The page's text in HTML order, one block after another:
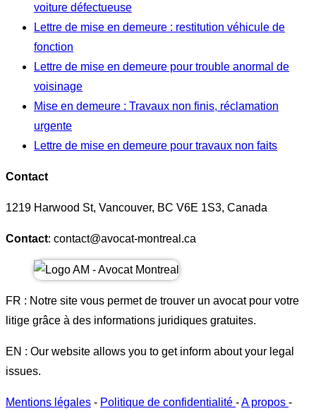
voiture défectueuse
Lettre de mise en demeure : restitution véhicule de
fonction
Lettre de mise en demeure pour trouble anormal de
voisinage
Mise en demeure : Travaux non finis, réclamation
urgente
Lettre de mise en demeure pour travaux non faits
Contact
1219 Harwood St, Vancouver, BC V6E 1S3, Canada
Contact: contact@avocat-montreal.ca
FR : Notre site vous permet de trouver un avocat pour votre
litige grâce à des informations juridiques gratuites.
EN : Our website allows you to get inform about your legal
issues.
Mentions légales - Politique de confidentialité -A propos -